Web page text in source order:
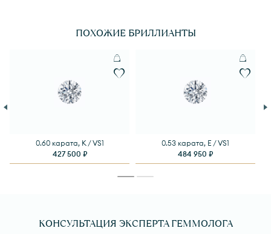
ПОХОЖИЕ БРИЛЛИАНТЫ
0.60 карата, K / VS1
427 500 ₽
0.53 карата, E / VS1
484 950 ₽
КОНСУЛЬТАЦИЯ ЭКСПЕРТА ГЕММОЛОГА